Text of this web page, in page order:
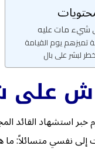
مات عليه
تميزهم يوم القيامة
لبشر على بال
على
خبر استشهاد القائد
نفسي متسائلاً: ما